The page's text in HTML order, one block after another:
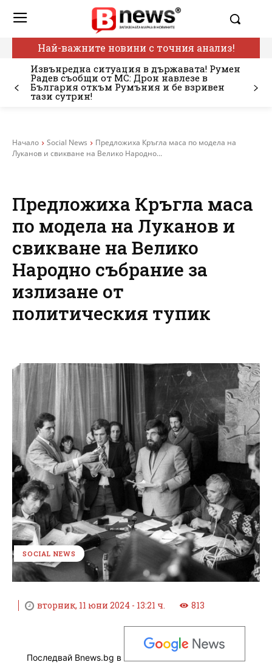
Най-важните новини с точния анализ!
Извънредна ситуация в държавата! Румен
Радев съобщи от МС: Дрон навлезе в
България откъм Румъния и бе взривен
тази сутрин!
Начало Social News
Предложиха Кръгла маса по модела на
Луканов и свикване на Велико Народно...
Предложиха Кръгла маса
по модела на Луканов и
свикване на Велико
Народно събрание за
излизане от
политическия тупик
SOCIAL NEWS
вторник, 11 юни 2024 - 13:21 ч. 813
Последвай Bnews.bg в